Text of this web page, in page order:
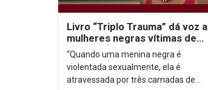
Livro “Triplo Trauma” dá voz a
mulheres negras vítimas de
violência sexual na infância
“Quando uma menina negra é
violentada sexualmente, ela é
atravessada por três camadas de